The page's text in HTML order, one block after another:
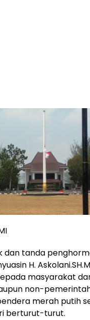
dan tanda
H.
masyarakat
non-
merah putih
berturut-turut.